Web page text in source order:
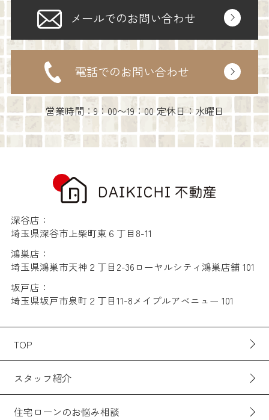
メールでのお問い合わせ
電話でのお問い合わせ
営業時間：9：00〜19：00 定休日：水曜日
深谷店：
埼玉県深谷市上柴町東６丁目8-11
鴻巣店：
埼玉県鴻巣市天神２丁目2-36ローヤルシティ鴻巣店舗 101
坂戸店：
埼玉県坂戸市泉町２丁目11-8メイプルアベニュー 101
TOP
スタッフ紹介
住宅ローンのお悩み相談